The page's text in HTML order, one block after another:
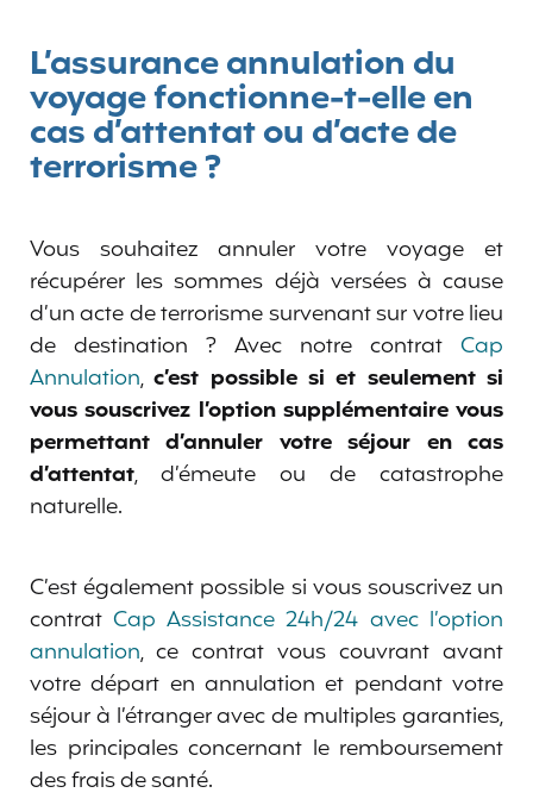
L’assurance annulation du
voyage fonctionne-t-elle en
cas d’attentat ou d’acte de
terrorisme ?
Vous souhaitez annuler votre voyage et
récupérer les sommes déjà versées à cause
d’un acte de terrorisme survenant sur votre lieu
de destination ? Avec notre contrat Cap
Annulation,c’est possible si et seulement si
vous souscrivez l’option supplémentaire vous
permettant d’annuler votre séjour en cas
d’attentat, d’émeute ou de catastrophe
naturelle.
C’est également possible si vous souscrivez un
contratCap Assistance 24h/24 avec l’option
annulation, ce contrat vous couvrant avant
votre départ en annulation et pendant votre
séjour à l’étranger avec de multiples garanties,
les principales concernant le remboursement
des frais de santé.